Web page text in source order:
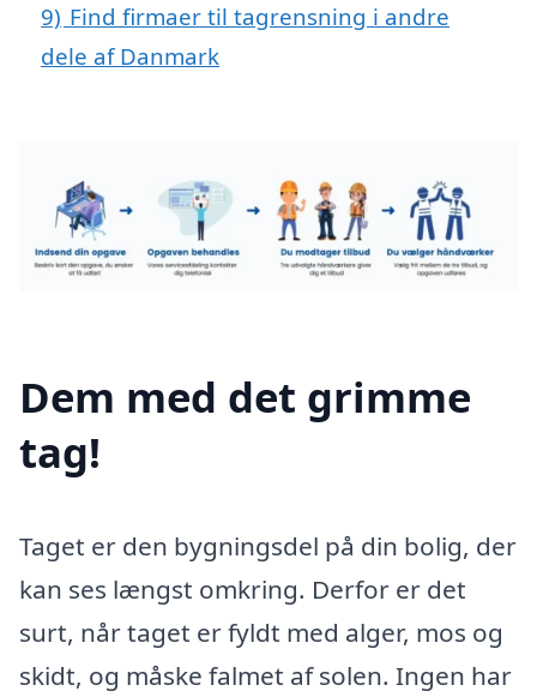
9) Find firmaer til tagrensning i andre
dele af Danmark
Dem med det grimme
tag!
Taget er den bygningsdel på din bolig, der
kan ses længst omkring. Derfor er det
surt, når taget er fyldt med alger, mos og
skidt, og måske falmet af solen. Ingen har